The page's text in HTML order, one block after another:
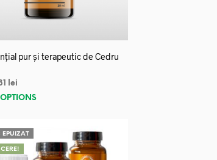
pur și terapeutic de Cedru
lei
EPUIZAT